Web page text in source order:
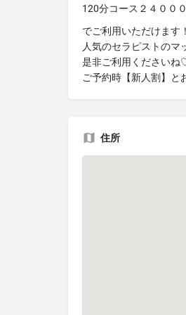
120分コース２４００
でご利用いただけます
人気のセラピストのマ
是非ご利用くださいね
ご予約時【新人割】と
住所